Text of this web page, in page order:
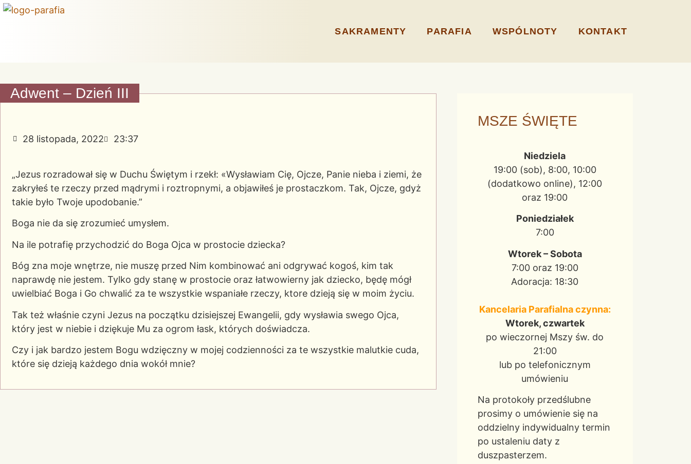
SAKRAMENTY PARAFIA WSPÓLNOTY KONTAKT
Adwent – Dzień III
28 listopada, 2022 23:37
„Jezus rozradował się w Duchu Świętym i rzekł: «Wysławiam Cię, Ojcze, Panie nieba i ziemi, że
zakryłeś te rzeczy przed mądrymi i roztropnymi, a objawiłeś je prostaczkom. Tak, Ojcze, gdyż
takie było Twoje upodobanie.”
Boga nie da się zrozumieć umysłem.
Na ile potrafię przychodzić do Boga Ojca w prostocie dziecka?
Bóg zna moje wnętrze, nie muszę przed Nim kombinować ani odgrywać kogoś, kim tak
naprawdę nie jestem. Tylko gdy stanę w prostocie oraz łatwowierny jak dziecko, będę mógł
uwielbiać Boga i Go chwalić za te wszystkie wspaniałe rzeczy, ktore dzieją się w moim życiu.
Tak też właśnie czyni Jezus na początku dzisiejszej Ewangelii, gdy wysławia swego Ojca,
który jest w niebie i dziękuje Mu za ogrom łask, których doświadcza.
Czy i jak bardzo jestem Bogu wdzięczny w mojej codzienności za te wszystkie malutkie cuda,
które się dzieją każdego dnia wokół mnie?
MSZE ŚWIĘTE
Niedziela
19:00 (sob), 8:00, 10:00
(dodatkowo online), 12:00
oraz 19:00
Poniedziałek
7:00
Wtorek – Sobota
7:00 oraz 19:00
Adoracja: 18:30
Kancelaria Parafialna czynna:
Wtorek, czwartek
po wieczornej Mszy św. do
21:00
lub po telefonicznym
umówieniu
Na protokoły przedślubne
prosimy o umówienie się na
oddzielny indywidualny termin
po ustaleniu daty z
duszpasterzem.